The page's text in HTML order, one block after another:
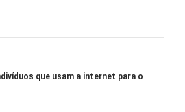
que usam a internet para o